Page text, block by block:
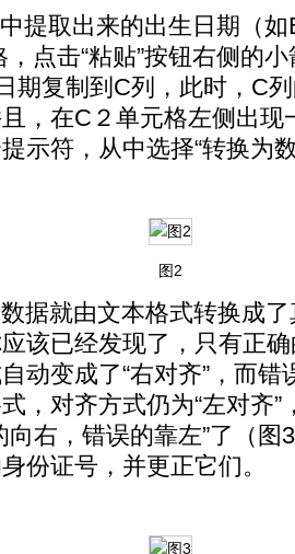
提取出来的出生日期（
点击“粘贴”按钮右侧的
期复制到C列，此时，C
，在C２单元格左侧出现
示符，从中选择“转换为
图2
据就由文本格式转换成了
该已经发现了，只有正
动变成了“右对齐”，而错
，对齐方式仍为“左对齐
向右，错误的靠左”了（
份证号，并更正它们。